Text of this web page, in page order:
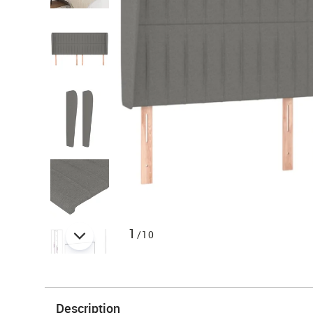
1 /10
Description